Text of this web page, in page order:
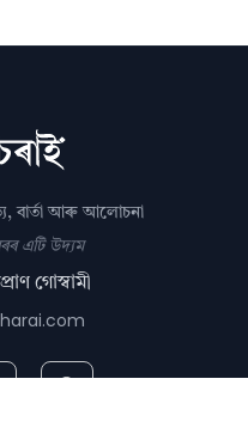
বাৰ্তা আৰু আলোচনা
এটি উদ্যম
গোস্বামী